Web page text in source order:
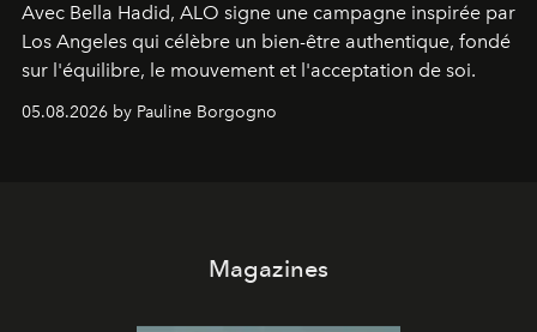
Avec Bella Hadid, ALO signe une campagne inspirée par
Los Angeles qui célèbre un bien-être authentique, fondé
sur l'équilibre, le mouvement et l'acceptation de soi.
05.08.2026 by Pauline Borgogno
Magazines